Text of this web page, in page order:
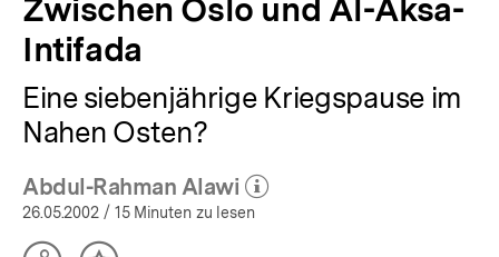
Zwischen Oslo und Al-Aksa-
Intifada
Eine siebenjährige Kriegspause im
Nahen Osten?
Abdul-Rahman Alawi
(Mehr zum Autor)
öffnen
26.05.2002 / 15 Minuten zu lesen